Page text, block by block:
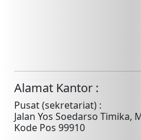
Alamat Kantor :
Pusat (sekretariat) :
Jalan Yos Soedarso Timika,
Kode Pos 99910